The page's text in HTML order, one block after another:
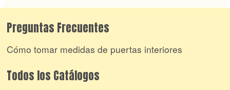
Preguntas Frecuentes
Cómo tomar medidas de puertas interiores
Todos los Catálogos